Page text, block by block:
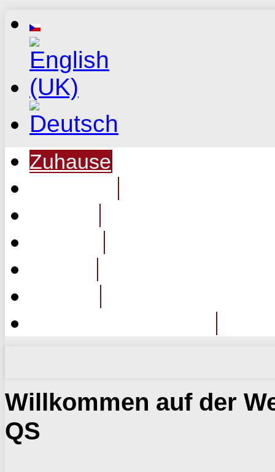
Zuhause
Willkommen auf der
QS